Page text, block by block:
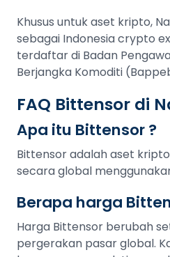
Khusus untuk aset kripto,
sebagai Indonesia crypto
terdaftar di Badan
Berjangka Komoditi
FAQ Bittensor di
Apa itu Bittensor ?
Bittensor adalah aset
secara global
Berapa harga
Harga Bittensor berubah
pergerakan pasar global.